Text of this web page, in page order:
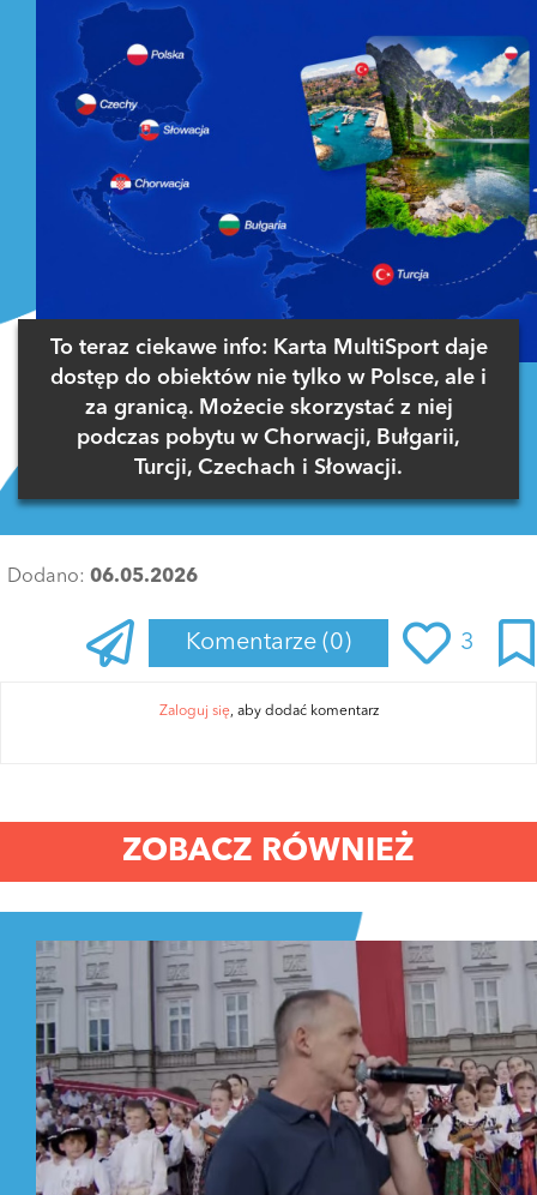
To teraz ciekawe info: Karta MultiSport daje
dostęp do obiektów nie tylko w Polsce, ale i
za granicą. Możecie skorzystać z niej
podczas pobytu w Chorwacji, Bułgarii,
Turcji, Czechach i Słowacji.
Dodano: 06.05.2026
Komentarze (0) 3
Zaloguj się, aby dodać komentarz
ZOBACZ RÓWNIEŻ